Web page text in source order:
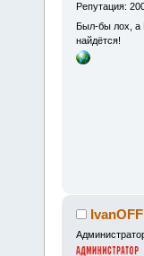
Репутация:
Был-бы лох,
найдётся!
IvanOFF